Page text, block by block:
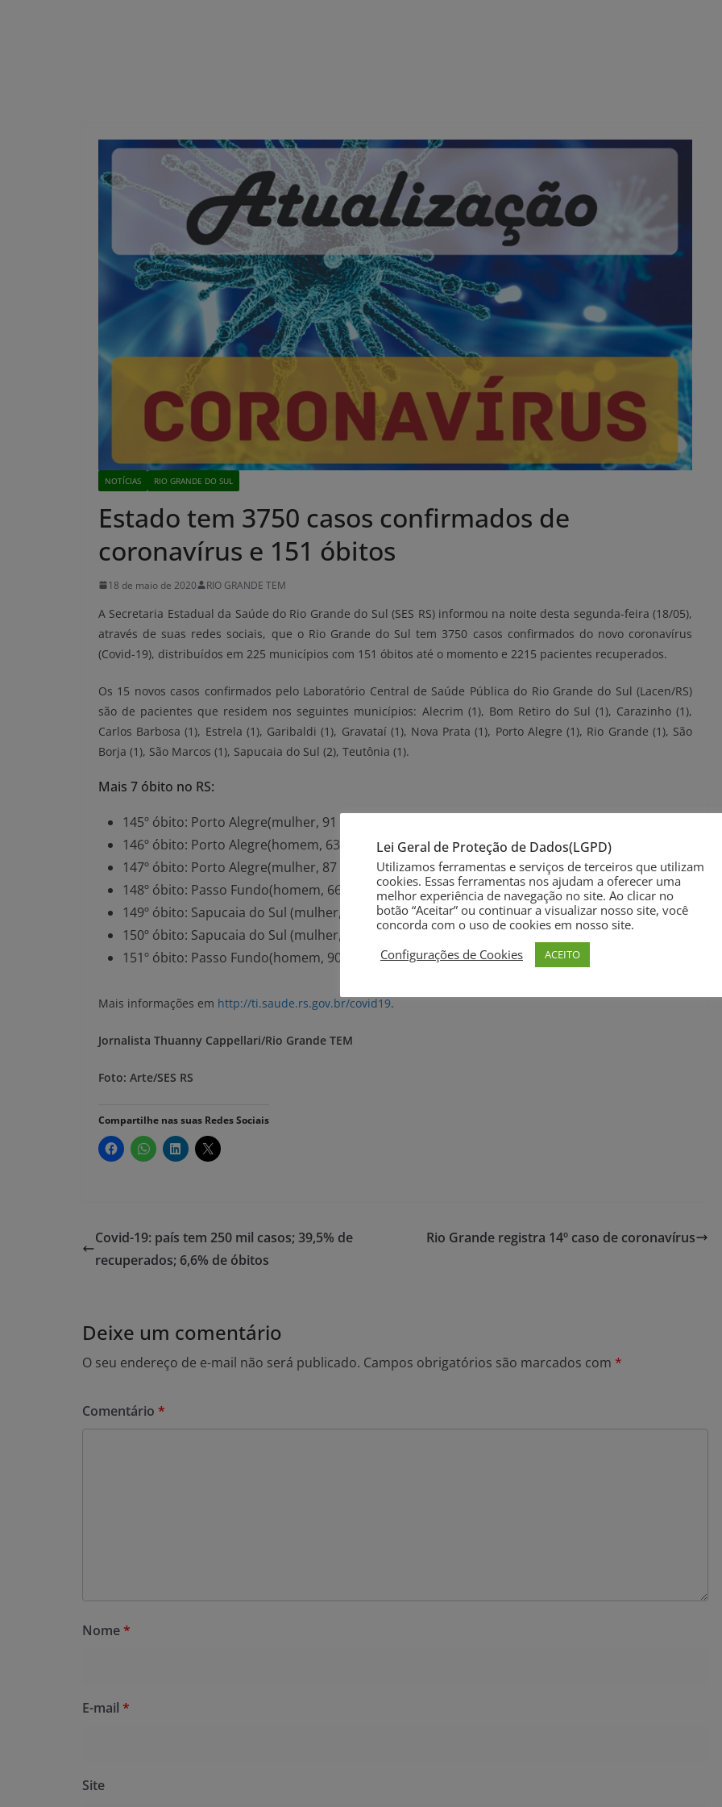
NOTÍCIAS RIO GRANDE DO SUL
Estado tem 3750 casos confirmados de
coronavírus e 151 óbitos
18 de maio de 2020 RIO GRANDE TEM
A Secretaria Estadual da Saúde do Rio Grande do Sul (SES RS) informou na noite desta segunda-feira (18/05),
através de suas redes sociais, que o Rio Grande do Sul tem 3750 casos confirmados do novo coronavírus
(Covid-19), distribuídos em 225 municípios com 151 óbitos até o momento e 2215 pacientes recuperados.
Os 15 novos casos confirmados pelo Laboratório Central de Saúde Pública do Rio Grande do Sul (Lacen/RS)
são de pacientes que residem nos seguintes municípios: Alecrim (1), Bom Retiro do Sul (1), Carazinho (1),
Carlos Barbosa (1), Estrela (1), Garibaldi (1), Gravataí (1), Nova Prata (1), Porto Alegre (1), Rio Grande (1), São
Borja (1), São Marcos (1), Sapucaia do Sul (2), Teutônia (1).
Mais 7 óbito no RS:
145º óbito: Porto Alegre(mulher, 91 anos)
146º óbito: Porto Alegre(homem, 63 anos)
147º óbito: Porto Alegre(mulher, 87 anos)
148º óbito: Passo Fundo(homem, 66 anos)
149º óbito: Sapucaia do Sul (mulher, 80 anos)
150º óbito: Sapucaia do Sul (mulher, 86 anos)
151º óbito: Passo Fundo(homem, 90 anos)
Mais informações em http://ti.saude.rs.gov.br/covid19.
Jornalista Thuanny Cappellari/Rio Grande TEM
Foto: Arte/SES RS
Compartilhe nas suas Redes Sociais
Covid-19: país tem 250 mil casos; 39,5% de
recuperados; 6,6% de óbitos
Rio Grande registra 14º caso de coronavírus
Deixe um comentário
O seu endereço de e-mail não será publicado. Campos obrigatórios são marcados com *
Comentário *
Nome*
E-mail *
Site
Lei Geral de Proteção de Dados(LGPD)
Utilizamos ferramentas e serviços de terceiros que utilizam
cookies. Essas ferramentas nos ajudam a oferecer uma
melhor experiência de navegação no site. Ao clicar no
botão “Aceitar” ou continuar a visualizar nosso site, você
concorda com o uso de cookies em nosso site.
Configurações de Cookies
ACEITO